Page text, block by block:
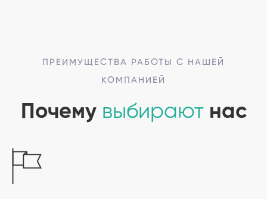
ПРЕИМУЩЕСТВА РАБОТЫ С НАШЕЙ
КОМПАНИЕЙ
Почему выбираютнас